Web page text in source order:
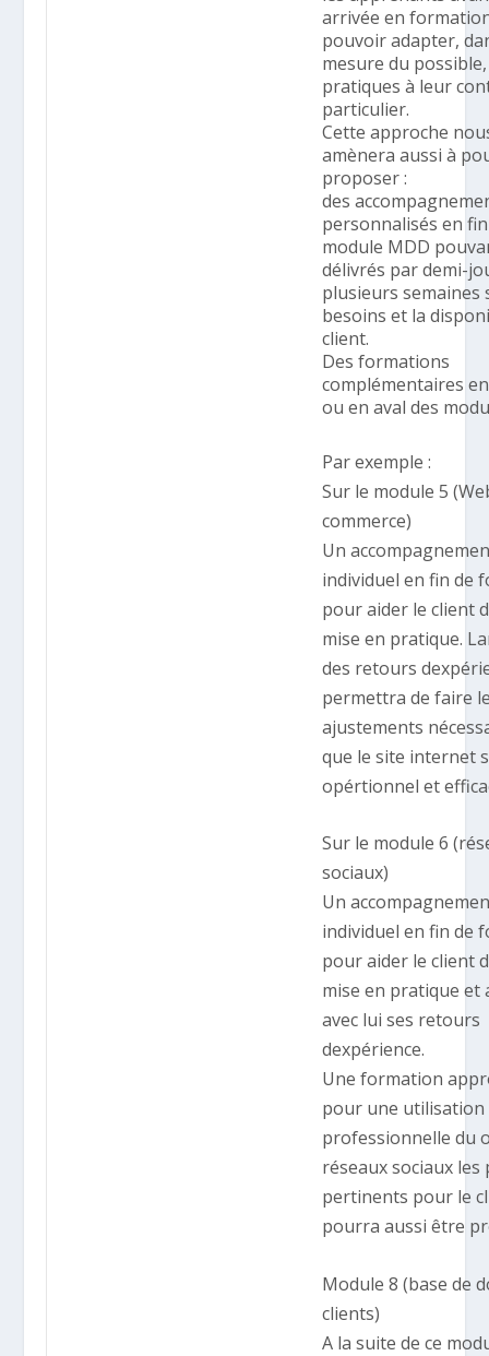
arrivée en
pouvoir adapter,
mesure du
pratiques à leur
particulier.
Cette approche
amènera aussi à
proposer :
des
personnalisés en
module MDD
délivrés par demi-
plusieurs semaines
besoins et la
client.
Des formations
complémentaires
ou en aval des
Par exemple :
Sur le module 5
commerce)
Un
individuel en fin de
pour aider le client
mise en pratique.
des retours
permettra de faire
ajustements
que le site internet
opértionnel et
Sur le module 6
sociaux)
Un
individuel en fin de
pour aider le client
mise en pratique et
avec lui ses retours
dexpérience.
Une formation
pour une utilisation
professionnelle du
réseaux sociaux les
pertinents pour le
pourra aussi être
Module 8 (base de
clients)
A la suite de ce